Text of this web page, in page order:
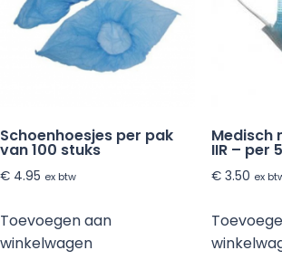
Schoenhoesjes per pak
van 100 stuks
€ 4.95 ex btw
Toevoegen aan
winkelwagen
Medisch
IIR – per
€3.50 ex